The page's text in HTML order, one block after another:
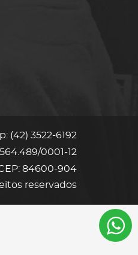
(42) 3522-6192
0001-12
84600-904
reservados